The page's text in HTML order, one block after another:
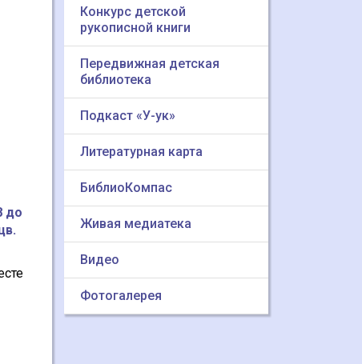
до
Конкурс детской
рукописной книги
Передвижная детская
библиотека
Подкаст «У-ук»
Литературная карта
БиблиоКомпас
Живая медиатека
Видео
Фотогалерея